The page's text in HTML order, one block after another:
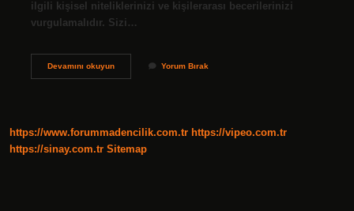
ilgili kişisel niteliklerinizi ve kişilerarası becerilerinizi
vurgulamalıdır. Sizi…
Devamını okuyunCv
Yorum Bırak
https://www.forummadencilik.com.tr https://vipeo.com.tr
https://sinay.com.tr Sitemap